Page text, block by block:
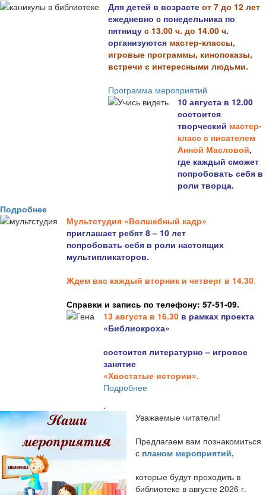
Для детей в возрасте от 7 до 12 лет
ежедневно с понедельника по
пятницу с 13.00 ч. до 14.00 ч.
организуются мастер-классы,
игровые программы, кинопоказы,
встречи с интересными людьми.
Программа мероприятий
10 августа в 12.00
состоится
творческий мастер-
класс с писателем
Анной Масловой,
где каждый сможет
попробовать себя в
роли творца.
Подробнее
Мультстудия «Волшебный кадр»
приглашает ребят 8 – 10 лет
попробовать себя в роли настоящих
мультипликаторов.
Ждем вас каждый вторник и четверг в 14.30.
Справки и запись по телефону: 57-51-09.
13 августа в 16.30 в рамках проекта
«Библиокроха»
состоится литературно – игровое
занятие
«Хвостатые истории».
Подробнее
.
Уважаемые читатели!
Предлагаем вам познакомиться
с планом мероприятий,
которые будут проходить в
библиотеке в августе 2026 г.